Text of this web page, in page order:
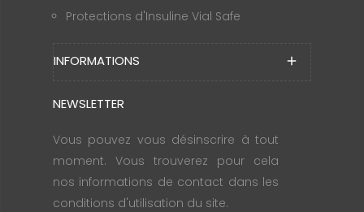
Protections d'Insuline Vial Safe
INFORMATIONS add
NEWSLETTER
Vous pouvez vous désinscrire à tout
moment. Vous trouverez pour cela
nos informations de contact dans les
conditions d'utilisation du site.